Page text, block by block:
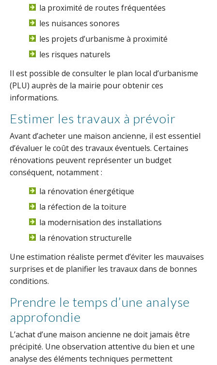
la proximité de routes fréquentées
les nuisances sonores
les projets d’urbanisme à proximité
les risques naturels
Il est possible de consulter le plan local d’urbanisme
(PLU) auprès de la mairie pour obtenir ces
informations.
Estimer les travaux à prévoir
Avant d’acheter une maison ancienne, il est essentiel
d’évaluer le coût des travaux éventuels. Certaines
rénovations peuvent représenter un budget
conséquent, notamment :
la rénovation énergétique
la réfection de la toiture
la modernisation des installations
la rénovation structurelle
Une estimation réaliste permet d’éviter les mauvaises
surprises et de planifier les travaux dans de bonnes
conditions.
Prendre le temps d’une analyse
approfondie
L’achat d’une maison ancienne ne doit jamais être
précipité. Une observation attentive du bien et une
analyse des éléments techniques permettent